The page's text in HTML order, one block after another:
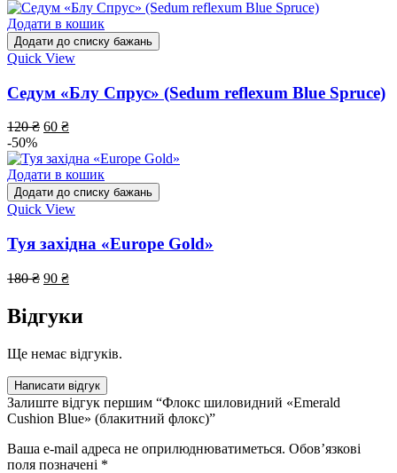
Додати в кошик
Додати до списку бажань
Quick View
Седум «Блу Спрус» (Sedum reflexum Blue Spruce)
120₴ 60 ₴
-50%
Додати в кошик
Додати до списку бажань
Quick View
Туя західна «Europe Gold»
180₴ 90 ₴
Відгуки
Ще немає відгуків.
Написати відгук
Залиште відгук першим “Флокс шиловидний «Emerald
Cushion Blue» (блакитний флокс)”
Ваша e-mail адреса не оприлюднюватиметься. Обов’язкові
поля позначені *